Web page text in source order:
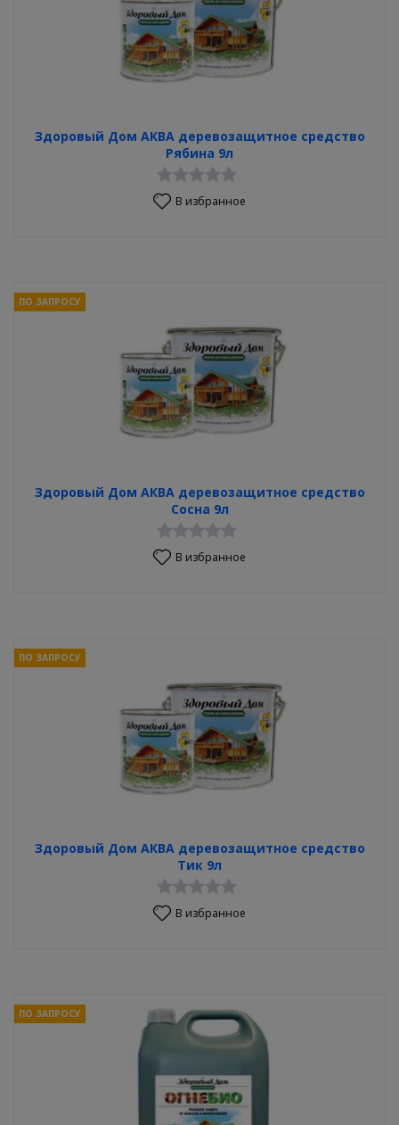
Здоровый Дом АКВА деревозащитное средство
Рябина 9л
В избранное
Здоровый Дом АКВА деревозащитное средство
Сосна 9л
ПО ЗАПРОСУ
В избранное
Здоровый Дом АКВА деревозащитное средство
Тик 9л
ПО ЗАПРОСУ
В избранное
ПО ЗАПРОСУ